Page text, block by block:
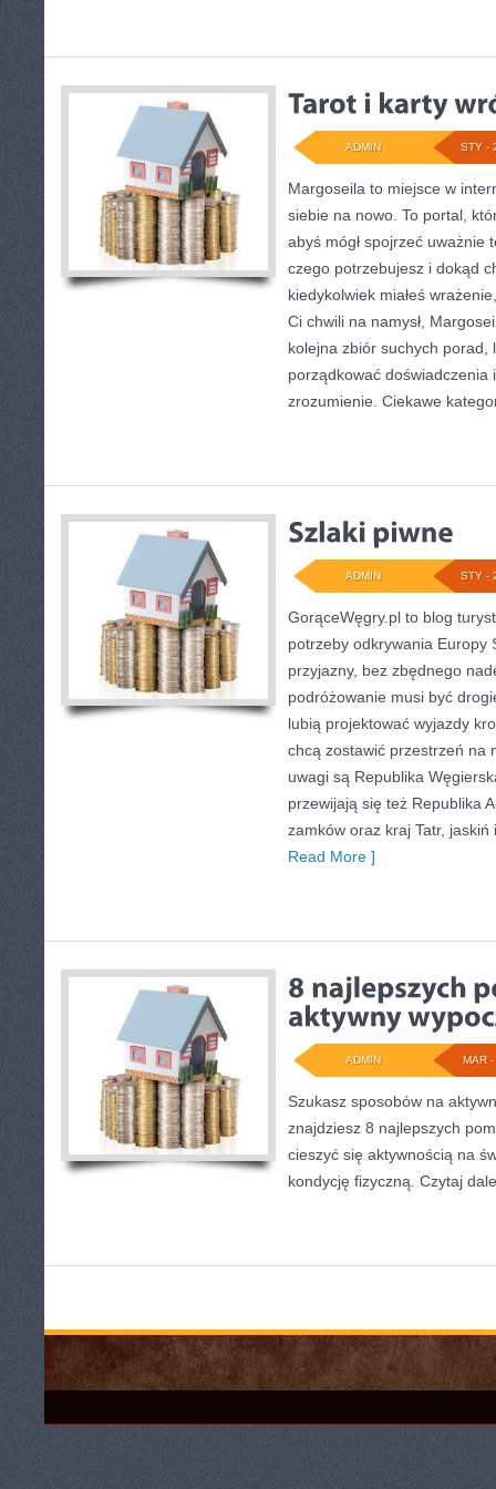
STY -
ADMIN
Margoseila to miejsce w
siebie na nowo. To portal,
abyś mógł spojrzeć uważnie
czego potrzebujesz i dokąd
kiedykolwiek miałeś
Ci chwili na namysł,
kolejna zbiór suchych
porządkować doświadczenia
zrozumienie. Ciekawe
STY -
ADMIN
GorąceWęgry.pl to blog
potrzeby odkrywania Europy
przyjazny, bez zbędnego
podróżowanie musi być
lubią projektować wyjazdy
chcą zostawić przestrzeń na
uwagi są Republika
przewijają się też Republika
zamków oraz kraj Tatr, jaskiń
Read More ]
MAR
ADMIN
Szukasz sposobów na
znajdziesz 8 najlepszych
cieszyć się aktywnością na
kondycję fizyczną. Czytaj